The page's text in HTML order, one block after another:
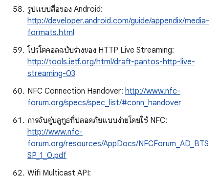
รูปแบบสื่อของ Android:
http://developer.android.com/guide/appendix/media-
formats.html
โปรโตคอลฉบับร่างของ HTTP Live Streaming:
http://tools.ietf.org/html/draft-pantos-http-live-
streaming-03
NFC Connection Handover: http://www.nfc-
forum.org/specs/spec_list/#conn_handover
การจับคู่บลูทูธที่ปลอดภัยแบบง่ายโดยใช้ NFC:
http://www.nfc-
forum.org/resources/AppDocs/NFCForum_AD_BTS
SP_1_0.pdf
Wifi Multicast API: